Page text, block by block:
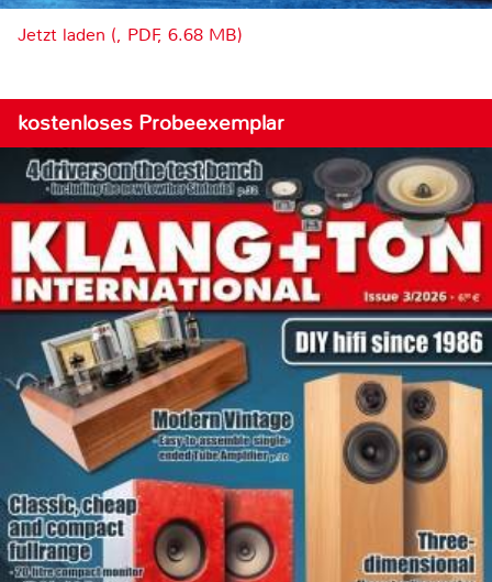
Jetzt laden (, PDF, 6.68 MB)
kostenloses Probeexemplar